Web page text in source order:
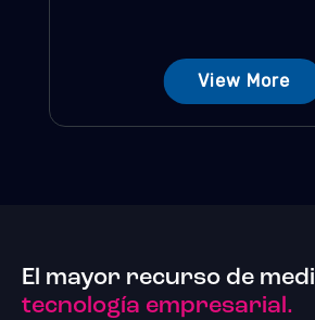
View More
El mayor recurso de
tecnología empresarial.